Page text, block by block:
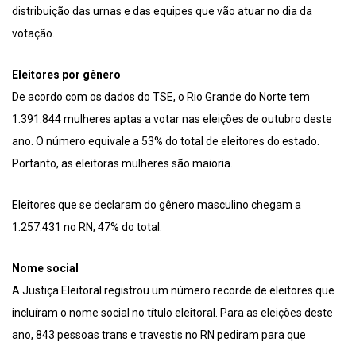
distribuição das urnas e das equipes que vão atuar no dia da
votação.
Eleitores por gênero
De acordo com os dados do TSE, o Rio Grande do Norte tem
1.391.844 mulheres aptas a votar nas eleições de outubro deste
ano. O número equivale a 53% do total de eleitores do estado.
Portanto, as eleitoras mulheres são maioria.
Eleitores que se declaram do gênero masculino chegam a
1.257.431 no RN, 47% do total.
Nome social
A Justiça Eleitoral registrou um número recorde de eleitores que
incluíram o nome social no título eleitoral. Para as eleições deste
ano, 843 pessoas trans e travestis no RN pediram para que